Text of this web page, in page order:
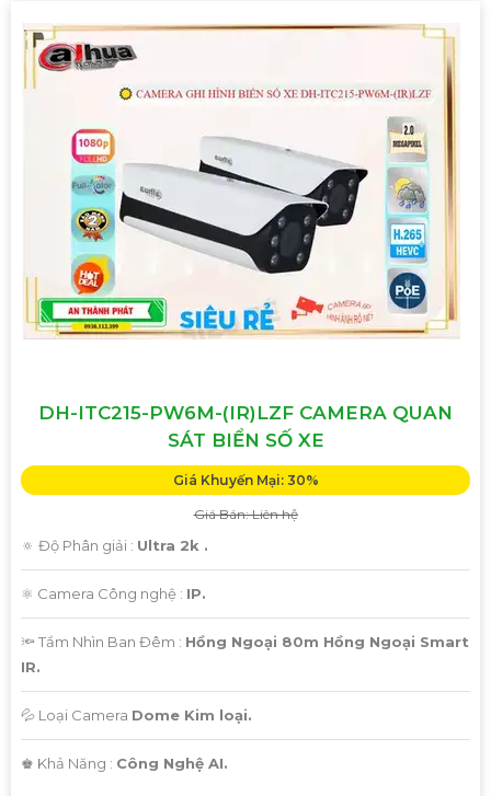
DH-ITC215-PW6M-(IR)LZF CAMERA QUAN
SÁT BIỂN SỐ XE
Giá Khuyến Mại: 30%
Giá Bán: Liên hệ
🔅 Độ Phân giải : Ultra 2k .
⚛️ Camera Công nghệ : IP.
🔦 Tầm Nhìn Ban Đêm : Hồng Ngoại 80m Hồng Ngoại Smart
IR.
💦 Loại Camera Dome Kim loại.
️♚ Khả Năng : Công Nghệ AI.